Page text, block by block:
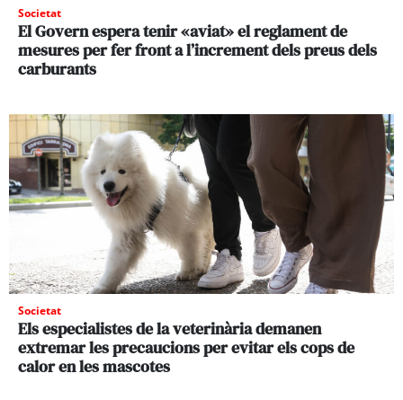
Societat
El Govern espera tenir «aviat» el reglament de
mesures per fer front a l’increment dels preus dels
carburants
Societat
Els especialistes de la veterinària demanen
extremar les precaucions per evitar els cops de
calor en les mascotes